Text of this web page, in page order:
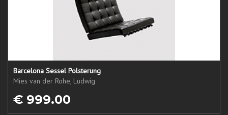
Barcelona Sessel Polsterung
Mies van der Rohe, Ludwig
€ 999.00